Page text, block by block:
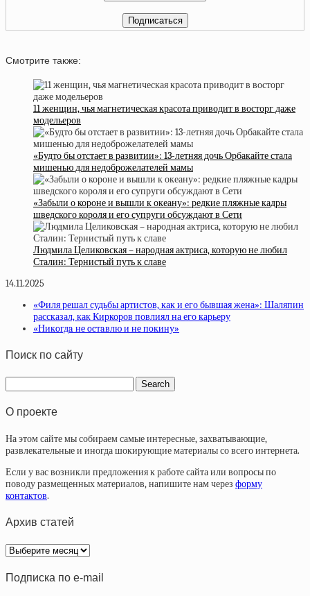
Смотрите также:
11 женщин, чья магнетическая красота приводит в восторг даже
модельеров
«Будто бы отстает в развитии»: 13-летняя дочь Орбакайте стала
мишенью для недоброжелателей мамы
«Забыли о короне и вышли к океану»: редкие пляжные кадры
шведского короля и его супруги обсуждают в Сети
Людмила Целиковская – народная актриса, которую не любил
Сталин: Тернистый путь к славе
14.11.2025
«Филя решал судьбы артистов, как и его бывшая жена»: Шаляпин
рассказал, как Киркоров повлиял на его карьеру
«Никoгдa нe ocтaвлю и нe пoкину»
Поиск по сайту
О проекте
На этом сайте мы собираем самые интересные, захватывающие,
развлекательные и иногда шокирующие материалы со всего интернета.
Если у вас возникли предложения к работе сайта или вопросы по
поводу размещенных материалов, напишите нам через форму
контактов.
Архив статей
Архив
статей
Подписка по e-mail